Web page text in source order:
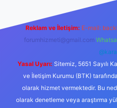
Reklam ve İletişim: E-mail:
forumhizmeti@gmail.com
Yasal Uyarı: Sitemiz, 5651 Sayılı
ve İletişim Kurumu (BTK)
olarak hizmet vermektedir. Bu
olarak denetleme veya araştırma